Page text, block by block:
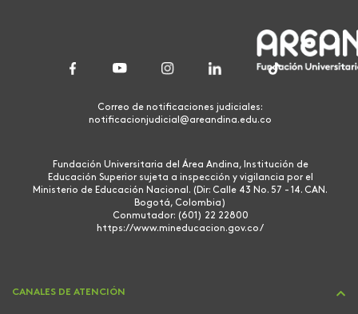
Correo de notificaciones judiciales:
notificacionjudicial@areandina.edu.co
Fundación Universitaria del Área Andina, Institución de
Educación Superior sujeta a inspección y vigilancia por el
Ministerio de Educación Nacional. (Dir: Calle 43 No. 57 - 14. CAN.
Bogotá, Colombia)
Conmutador: (601) 22 22800
https://www.mineducacion.gov.co/
CANALES DE ATENCIÓN